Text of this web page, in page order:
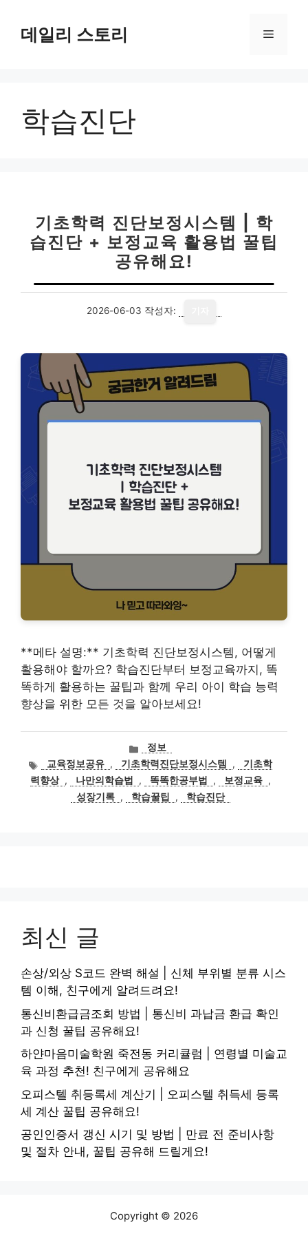
데일리 스토리 메
학습진단
기초학력 진단보정시스템 | 학
습진단 + 보정교육 활용법 꿀팁
공유해요!
2026-06-03 작성자:
**메타 설명:** 기초학력 진단보정시스템, 어떻게
활용해야 할까요? 학습진단부터 보정교육까지, 똑
똑하게 활용하는 꿀팁과 함께 우리 아이 학습 능력
향상을 위한 모든 것을 알아보세요!
카
테
고
리
정보
태
그
교육정보공유 , 기초학력진단보정시스템 ,
기초학
력향상 , 나만의학습법 , 똑똑한공부법 , 보정교육 ,
성장기록 , 학습꿀팁 , 학습진단
최신 글
손상/외상 S코드 완벽 해설 | 신체 부위별 분류 시스
템 이해, 친구에게 알려드려요!
통신비환급금조회 방법 | 통신비 과납금 환급 확인
과 신청 꿀팁 공유해요!
하얀마음미술학원 죽전동 커리큘럼 | 연령별 미술교
육 과정 추천! 친구에게 공유해요
오피스텔 취등록세 계산기 | 오피스텔 취득세 등록
세 계산 꿀팁 공유해요!
공인인증서 갱신 시기 및 방법 | 만료 전 준비사항
및 절차 안내, 꿀팁 공유해 드릴게요!
Copyright © 2026